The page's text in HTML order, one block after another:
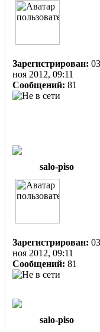
Зарегистрирован: 03
ноя 2012, 09:11
Сообщений: 81
salo-piso
Зарегистрирован: 03
ноя 2012, 09:11
Сообщений: 81
salo-piso